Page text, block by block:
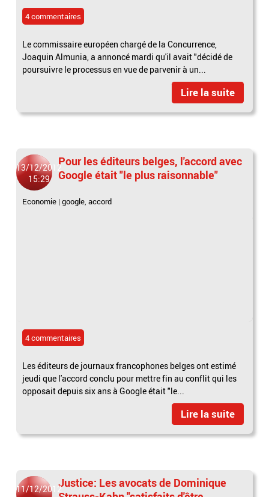
4 commentaires
Le commissaire européen chargé de la Concurrence,
Joaquin Almunia, a annoncé mardi qu'il avait "décidé de
poursuivre le processus en vue de parvenir à un...
Lire la suite
13/12/2012
15:29
Pour les éditeurs belges, l'accord avec
Google était "le plus raisonnable"
Economie |google,accord
4 commentaires
Les éditeurs de journaux francophones belges ont estimé
jeudi que l'accord conclu pour mettre fin au conflit qui les
opposait depuis six ans à Google était "le...
Lire la suite
11/12/2012Justice: Les avocats de Dominique